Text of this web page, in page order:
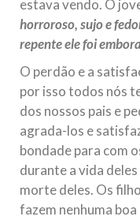
estava vendo. O
horroroso, sujo e
repente ele foi
O perdão e a
por isso todos nós
dos nossos pais e
agrada-los e
bondade para com
durante a vida
morte deles. Os
fazem nenhuma